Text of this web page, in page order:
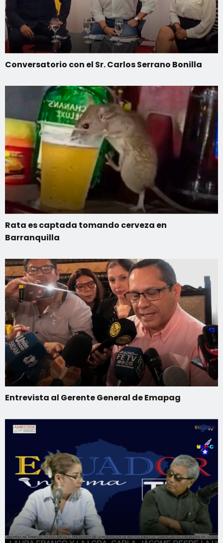
Conversatorio con el Sr. Carlos Serrano Bonilla
Rata es captada tomando cerveza en
Barranquilla
Entrevista al Gerente General de Emapag